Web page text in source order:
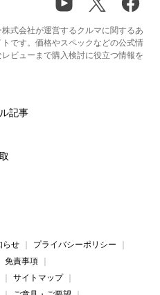
式会社が運営するクルマに関するあ
です。価格やスペックなどの公式情
ビューまで購入検討に役立つ情報を
記事
らせ
プライバシーポリシー
免責事項
サイトマップ